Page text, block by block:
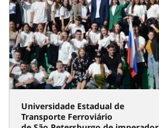
Universidade Estadual de
Transporte Ferroviário